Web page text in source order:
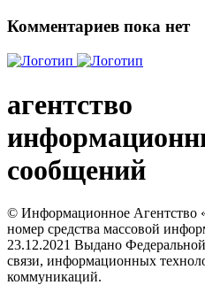
Комментариев пока нет
агентство
сообщений
© Информационное Агентство
номер средства массовой
23.12.2021 Выдано
связи, информационных
коммуникаций.